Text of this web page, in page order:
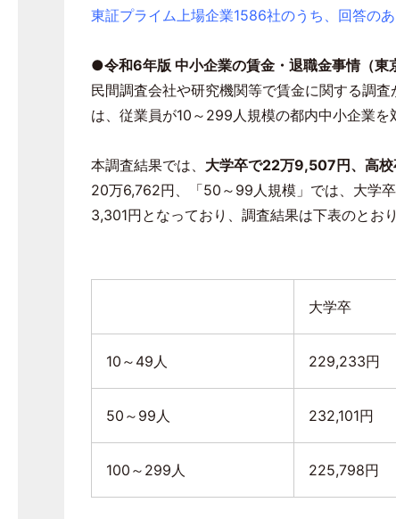
東証プライム上場企業1586社のうち、回答の
●令和6年版 中小企業の賃金・退職金事情（東
民間調査会社や研究機関等で賃金に関する調
は、従業員が10 ～ 299 人規模の都内中小企業
本調査結果では、 大学卒で22万9,507円、高
20万6,762円、「50 ～ 99 人規模」では、大学
3,301円となっており、調査結果は下表のとお
大学卒
10～ 49 人 229,233円
50～ 99 人 232,101円
100～ 299 人 225,798円